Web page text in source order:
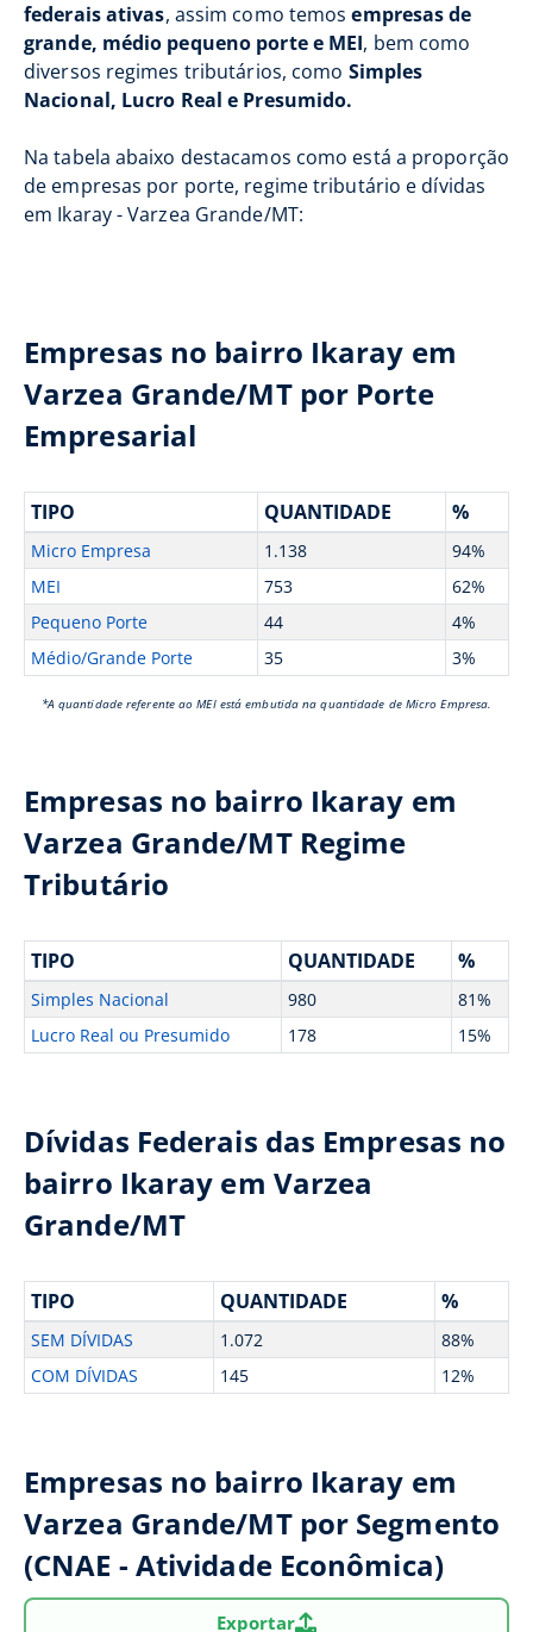
federais ativas, assim como temosempresas de
grande, médio pequeno porte e MEI, bem como
diversos regimes tributários, como Simples
Nacional, Lucro Real e Presumido.
Na tabela abaixo destacamos como está a proporção
de empresas por porte, regime tributário e dívidas
em Ikaray - Varzea Grande/MT:
Empresas no bairro Ikaray em
Varzea Grande/MT por Porte
Empresarial
TIPO QUANTIDADE %
Micro Empresa 1.138
94%
MEI
753
62%
Pequeno Porte
44
4%
Médio/Grande Porte
35 3%
*A quantidade referente ao MEI está embutida na quantidade de Micro Empresa.
Empresas no bairro Ikaray em
Varzea Grande/MT Regime
Tributário
TIPO QUANTIDADE %
Simples Nacional 980
81%
Lucro Real ou Presumido
178 15%
Dívidas Federais das Empresas no
bairro Ikaray em Varzea
Grande/MT
TIPO QUANTIDADE %
SEM DÍVIDAS 1.072
88%
COM DÍVIDAS
145 12%
Empresas no bairro Ikaray em
Varzea Grande/MT por Segmento
(CNAE - Atividade Econômica)
Exportar